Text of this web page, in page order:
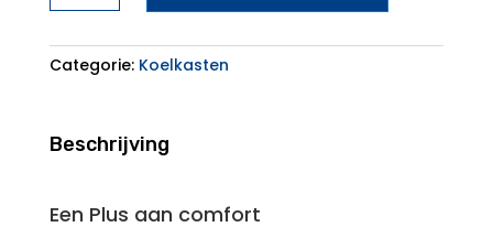
5220
aantal
Categorie: Koelkasten
Beschrijving
Een Plus aan comfort